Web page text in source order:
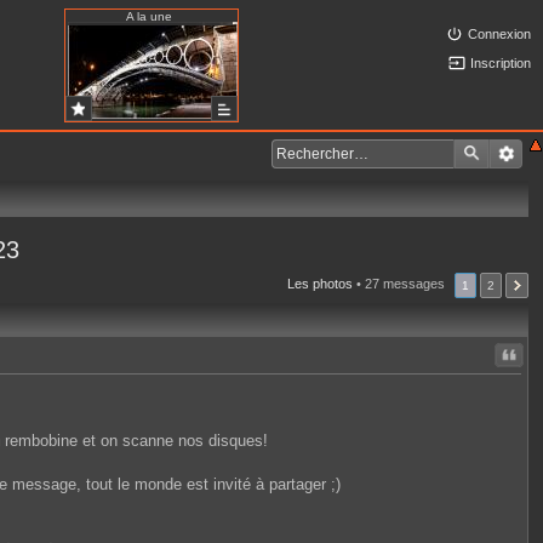
A la une
Connexion
Inscription
Les photos • 27 messages 1 2
Citer
et on scanne nos disques!
message, tout le monde est invité à partager ;)